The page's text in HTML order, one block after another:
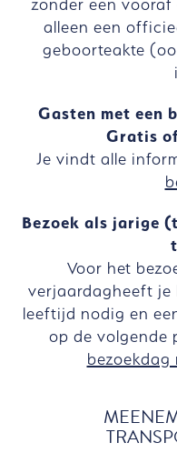
alleen een
geboorteakte
Gasten met een
Gratis
Je vindt alle
Bezoek als jarige
Voor het
verjaardagheeft je
leeftijd nodig en
op de volgende
bezoekdag